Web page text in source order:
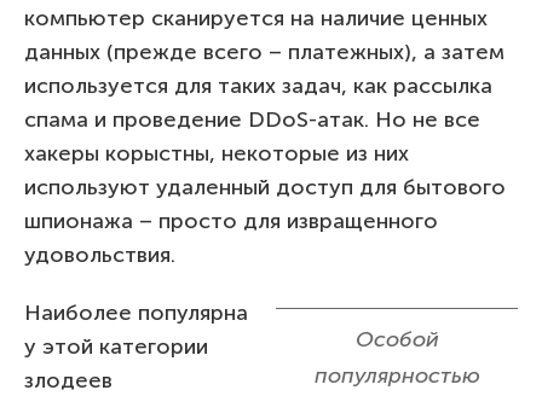
компьютер сканируется на наличие ценных
данных (прежде всего – платежных), а затем
используется для таких задач, как рассылка
спама и проведение DDoS-атак. Но не все
хакеры корыстны, некоторые из них
используют удаленный доступ для бытового
шпионажа – просто для извращенного
удовольствия.
Особой
популярностью
Наиболее популярна
у этой категории
злодеев